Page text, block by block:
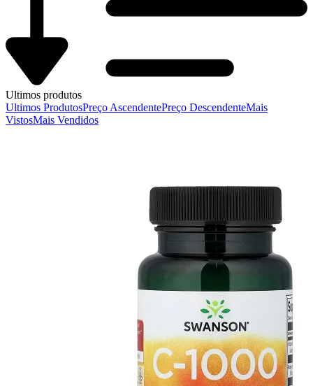
Ultimos produtos
Ultimos ProdutosPreço AscendentePreço DescendenteMais
VistosMais Vendidos